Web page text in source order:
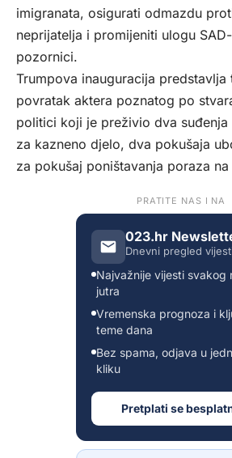
imigranata, osigurati odmazdu
neprijatelja i promijeniti ulogu
pozornici.
Trumpova inauguracija predstavlja
povratak aktera poznatog po
politici koji je preživio dva
za kazneno djelo, dva pokušaja
za pokušaj poništavanja poraza
PRATITE NAS I NA
023.hr
Dnevni pregled
Najvažnije vijesti svakog
jutra
Vremenska prognoza i
teme dana
Bez spama, odjava u
kliku
Pretplati se